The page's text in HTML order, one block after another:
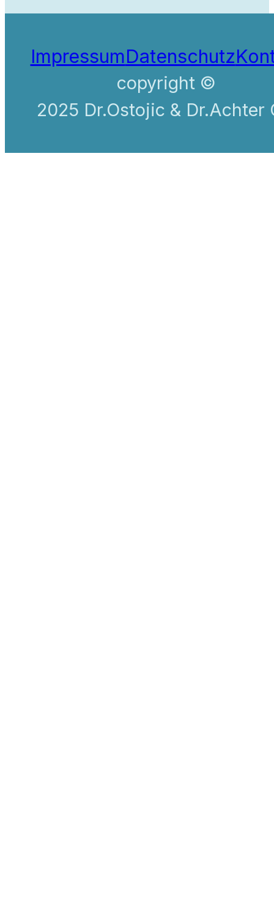
ImpressumDatenschutz
copyright ©
2025 Dr.Ostojic & Dr.Achter